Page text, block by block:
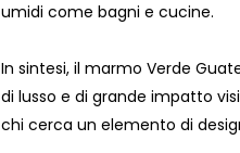
umidi come bagni e cucine.
In sintesi, il marmo Verde
di lusso e di grande impatto
chi cerca un elemento di